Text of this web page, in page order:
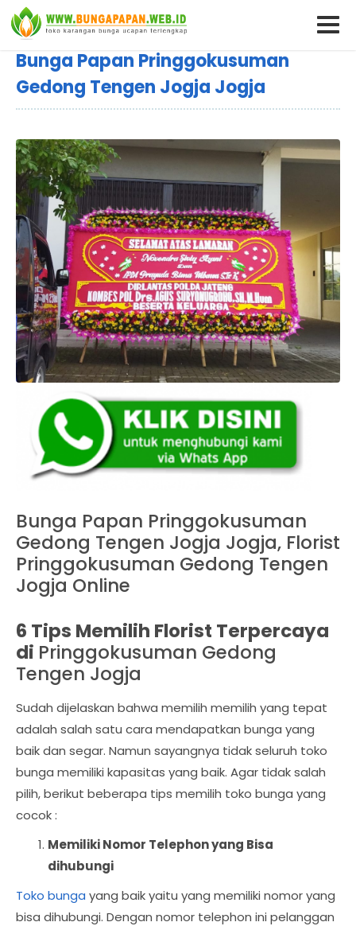
Bunga Papan Pringgokusuman
Gedong Tengen Jogja Jogja
Bunga Papan Pringgokusuman
Gedong Tengen Jogja Jogja, Florist
Pringgokusuman Gedong Tengen
Jogja Online
6 Tips Memilih Florist Terpercaya
di Pringgokusuman Gedong
Tengen Jogja
Sudah dijelaskan bahwa memilih memilih yang tepat
adalah salah satu cara mendapatkan bunga yang
baik dan segar. Namun sayangnya tidak seluruh toko
bunga memiliki kapasitas yang baik. Agar tidak salah
pilih, berikut beberapa tips memilih toko bunga yang
cocok :
Memiliki Nomor Telephon yang Bisa
dihubungi
Toko bunga yang baik yaitu yang memiliki nomor yang
bisa dihubungi. Dengan nomor telephon ini pelanggan